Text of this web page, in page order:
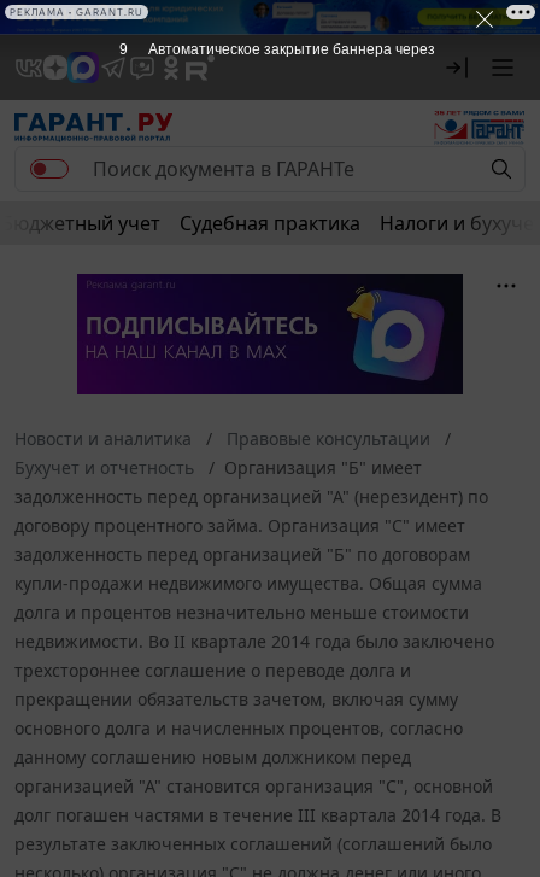
Бюджетный учет Судебная практика Налоги и
Новости и аналитика
Правовые консультации
Бухучет и отчетность
Организация "Б" имеет
задолженность перед организацией "А" (нерезидент) по
договору процентного займа. Организация "С" имеет
задолженность перед организацией "Б" по договорам
купли-продажи недвижимого имущества. Общая сумма
долга и процентов незначительно меньше стоимости
недвижимости. Во II квартале 2014 года было заключено
трехстороннее соглашение о переводе долга и
прекращении обязательств зачетом, включая сумму
основного долга и начисленных процентов, согласно
данному соглашению новым должником перед
организацией "А" становится организация "С", основной
долг погашен частями в течение III квартала 2014 года. В
результате заключенных соглашений (соглашений было
9 Автоматическое закрытие баннера через
РЕКЛАМА • GARANT.RU